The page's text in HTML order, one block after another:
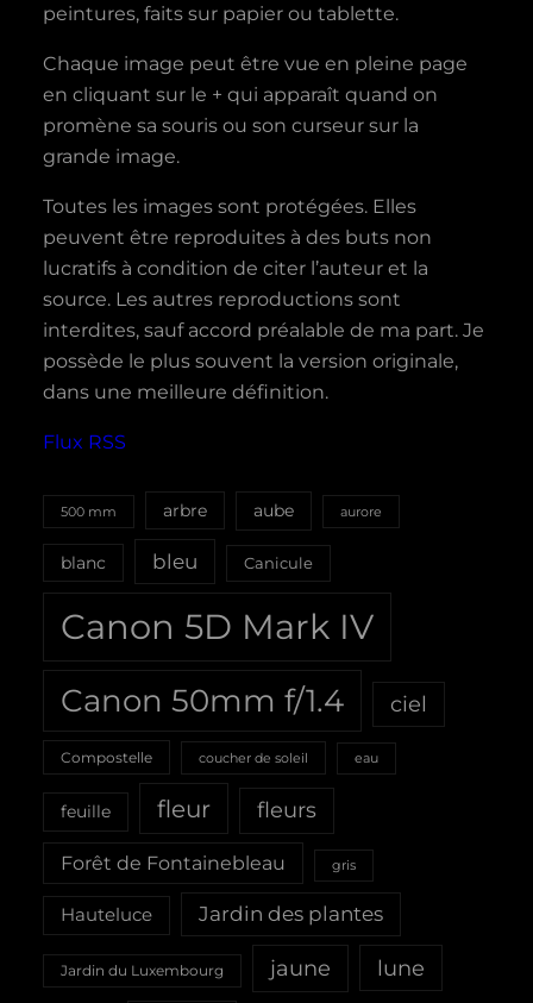
peintures, faits sur papier ou tablette.
Chaque image peut être vue en pleine page
en cliquant sur le + qui apparaît quand on
promène sa souris ou son curseur sur la
grande image.
Toutes les images sont protégées. Elles
peuvent être reproduites à des buts non
lucratifs à condition de citer l’auteur et la
source. Les autres reproductions sont
interdites, sauf accord préalable de ma part. Je
possède le plus souvent la version originale,
dans une meilleure définition.
Flux RSS
500 mm arbre aube aurore
blanc bleu Canicule
Canon 5D Mark IV
Canon 50mm f/1.4 ciel
Compostelle coucher de soleil eau
feuille fleur fleurs
Forêt de Fontainebleau gris
Hauteluce Jardin des plantes
Jardin du Luxembourg jaune lune